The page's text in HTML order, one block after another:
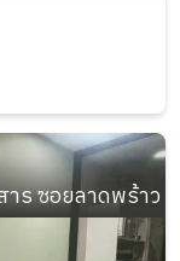
ร ซอยลาดพร้าว